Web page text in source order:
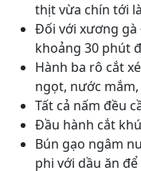
thịt vừa chín tới
Đối với xương gà
khoảng 30 phút
Hành ba rô cắt
ngọt, nước
Tất cả nấm đều
Đầu hành cắt
Bún gạo ngâm
phi với dầu ăn